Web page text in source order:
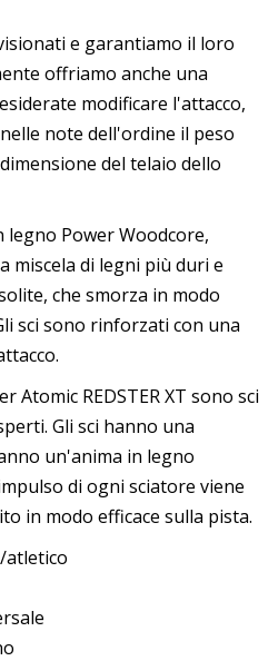
e garantiamo il loro
offriamo anche una
modificare l'attacco,
note dell'ordine il peso
del telaio dello
Power Woodcore,
miscela di legni più duri e
che smorza in modo
sci sono rinforzati con una
Atomic REDSTER XT sono sci
Gli sci hanno una
un'anima in legno
di ogni sciatore viene
in modo efficace sulla pista.
atletico